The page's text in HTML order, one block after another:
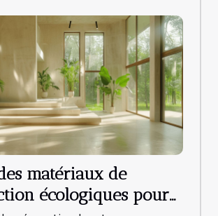
matériaux de
écologiques pour